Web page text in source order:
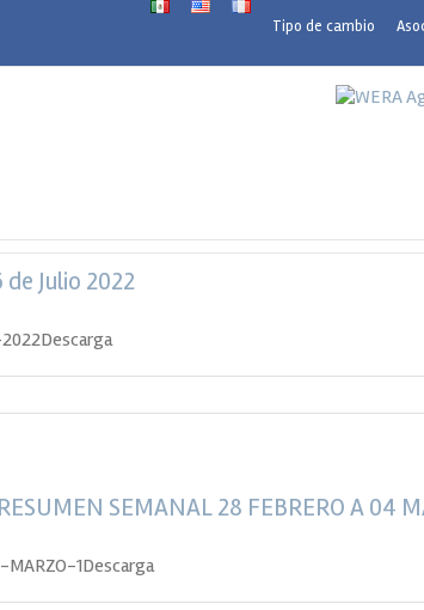
Tipo de cambio
de Julio 2022
SEMANAL 28 FEBRERO A 04
1Descarga